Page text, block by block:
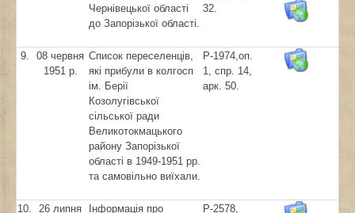
Чернівецької області
до Запорізької області.
32.
9.
08 червня
1951 р.
Список переселенців,
які прибули в колгосп
ім. Берії
Козолугівської
сільської ради
Великотокмацького
району Запорізької
області в 1949-1951 рр.
та самовільно виїхали.
Р-1974,оп.
1, спр. 14,
арк. 50.
10.
26 липня
Інформація про
Р-2578,